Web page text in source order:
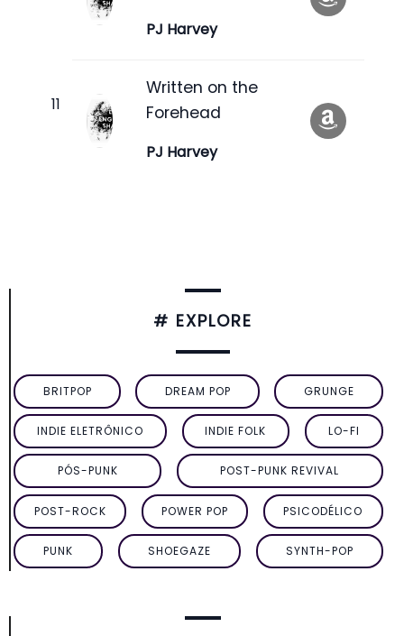
PJ Harvey
Written on the
Forehead
PJ Harvey
# EXPLORE
BRITPOP DREAM POP GRUNGE
INDIE ELETRÔNICO INDIE FOLK LO-FI
PÓS-PUNK POST-PUNK REVIVAL
POST-ROCK POWER POP PSICODÉLICO
PUNK SHOEGAZE SYNTH-POP